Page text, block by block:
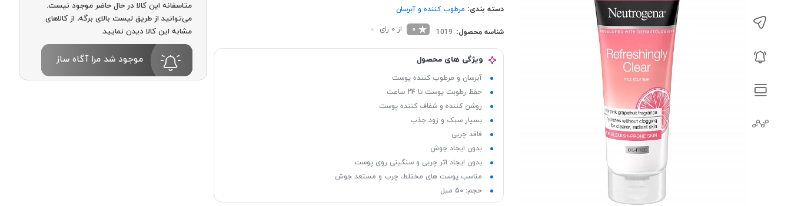
دسته بندی: مرطوب کننده و آبرسان
شناسه محصول: 1019
0 از 0 رای
ویژگی های محصول
آبرسان و مرطوب کننده پوست
حفظ رطوبت پوست تا 24 ساعت
روشن کننده و شفاف کننده پوست
بسیار سبک و زود جذب
فاقد چربی
بدون ایجاد جوش
بدون ایجاد اثر چربی و سنگینی روی پوست
مناسب پوست ‌های مختلط، چرب و مستعد جوش
حجم: 50 میل
متاسفانه این کالا در حال حاضر موجود نیست.
می‌توانید از طریق لیست بالای برگه، از کالاهای
مشابه این کالا دیدن نمایید.
موجود شد مرا آگاه ساز